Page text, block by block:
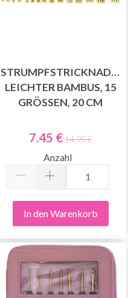
LEICHTER BAMBUS, 15
GRÖSSEN, 20 CM
7.45 €14.95 €
Anzahl
In den Warenkorb